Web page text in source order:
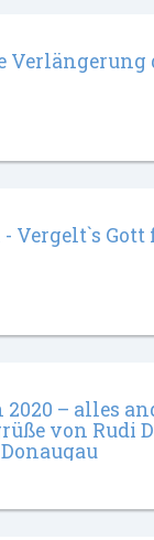
Verlängerung
Vergelt`s Gott
– alles
von Rudi